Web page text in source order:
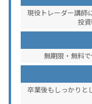
現役トレーダー講師
投
無期限・無料
卒業後もしっかりと